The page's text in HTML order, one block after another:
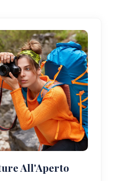
All'Aperto